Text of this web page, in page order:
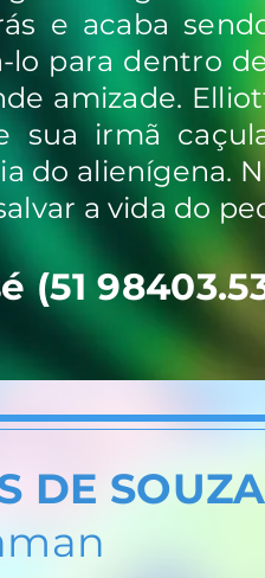
e acaba
para dentro
amizade.
sua irmã
do alienígena.
a vida do
(51
DE